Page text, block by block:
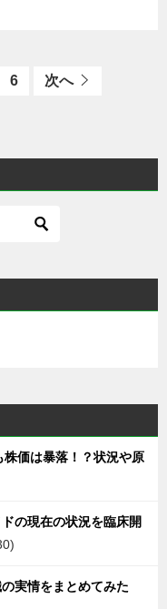
6 次へ
価は暴落！？状況や原
の現在の状況を臨床開
実情をまとめてみた